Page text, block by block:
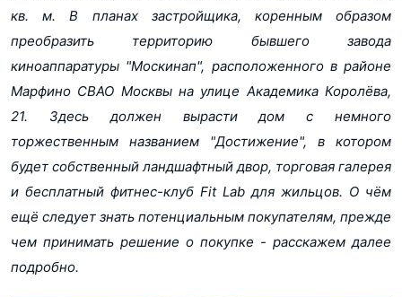
кв. м. В планах застройщика, коренным образом
преобразить территорию бывшего завода
киноаппаратуры "Москинап", расположенного в районе
Марфино СВАО Москвы на улице Академика Королёва,
21. Здесь должен вырасти дом с немного
торжественным названием "Достижение", в котором
будет собственный ландшафтный двор, торговая галерея
и бесплатный фитнес-клуб Fit Lab для жильцов. О чём
ещё следует знать потенциальным покупателям, прежде
чем принимать решение о покупке - расскажем далее
подробно.